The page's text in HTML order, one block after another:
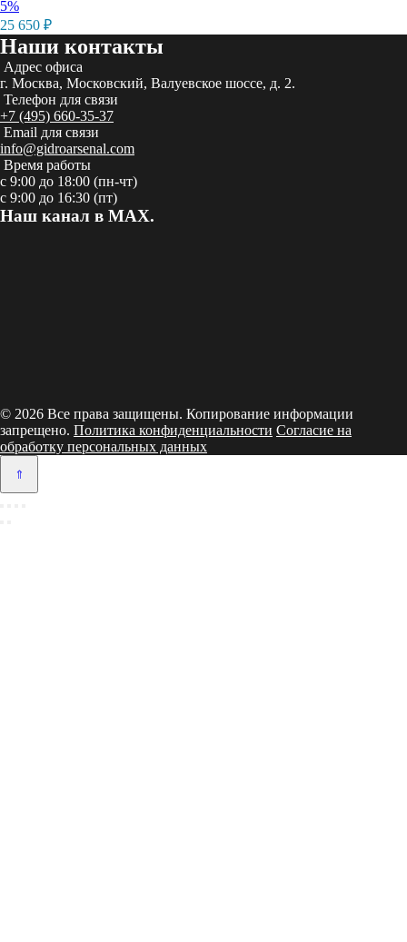
5%
25 650 ₽
Наши контакты
Адрес офиса
г. Москва, Московский, Валуевское шоссе, д. 2.
Телефон для связи
+7 (495) 660-35-37
Email для связи
info@gidroarsenal.com
Время работы
с 9:00 до 18:00 (пн-чт)
с 9:00 до 16:30 (пт)
Наш канал в MAX.
© 2026 Все права защищены. Копирование информации
запрещено. Политика конфиденциальности Согласие на
обработку персональных данных